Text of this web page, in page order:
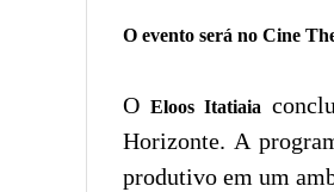
O evento será no Cine
O Eloos Itatiaia
Horizonte. A
produtivo em um